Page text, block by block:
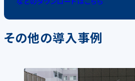
その他の導入事例